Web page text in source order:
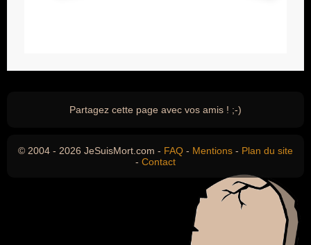
Partagez cette page avec vos amis ! ;-)
© 2004 - 2026 JeSuisMort.com - FAQ - Mentions - Plan du site
- Contact